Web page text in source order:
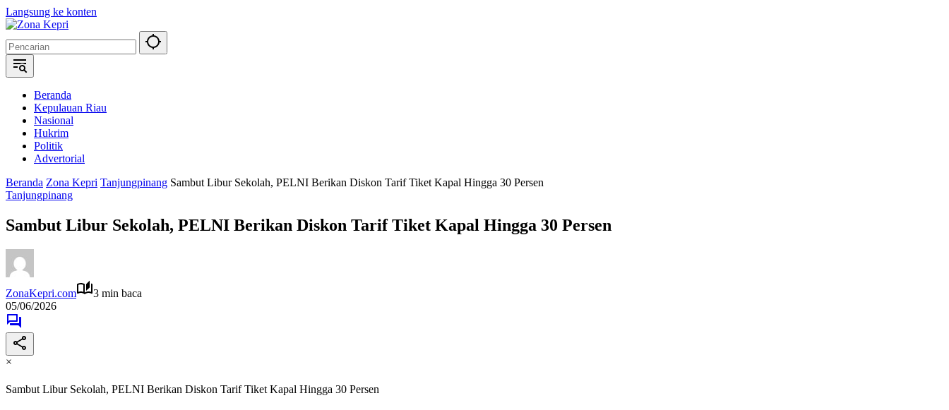
Langsung ke konten
Beranda
Kepulauan Riau
Nasional
Hukrim
Politik
Advertorial
Beranda Zona Kepri Tanjungpinang Sambut Libur Sekolah, PELNI Berikan Diskon Tarif Tiket Kapal Hingga 30 Persen
Tanjungpinang
Sambut Libur Sekolah, PELNI Berikan Diskon Tarif Tiket Kapal Hingga 30 Persen
ZonaKepri.com
3 min baca
05/06/2026
×
Sambut Libur Sekolah, PELNI Berikan Diskon Tarif Tiket Kapal Hingga 30 Persen